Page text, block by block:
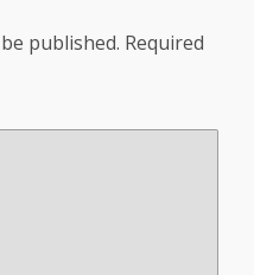
published. Required